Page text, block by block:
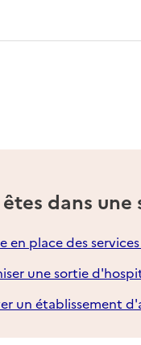
dans une
en place des
une sortie
un établissement